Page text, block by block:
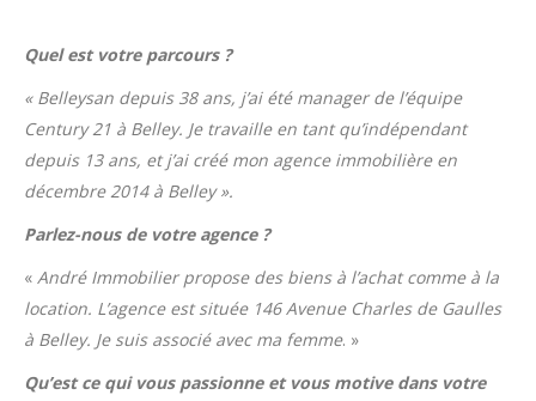
Quel est votre parcours ?
« Belleysan depuis 38 ans, j’ai été manager de l’équipe
Century 21 à Belley. Je travaille en tant qu’indépendant
depuis 13 ans, et j’ai créé mon agence immobilière en
décembre 2014 à Belley ».
Parlez-nous de votre agence ?
« André Immobilier propose des biens à l’achat comme à la
location. L’agence est située 146 Avenue Charles de Gaulles
à Belley. Je suis associé avec ma femme. »
Qu’est ce qui vous passionne et vous motive dans votre